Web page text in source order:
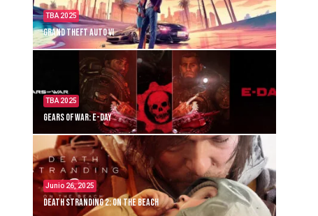
TBA 2025
Grand Theft Auto VI
TBA 2025
Gears of War: E-Day
Junio 26, 2025
Death Stranding 2: On the Beach